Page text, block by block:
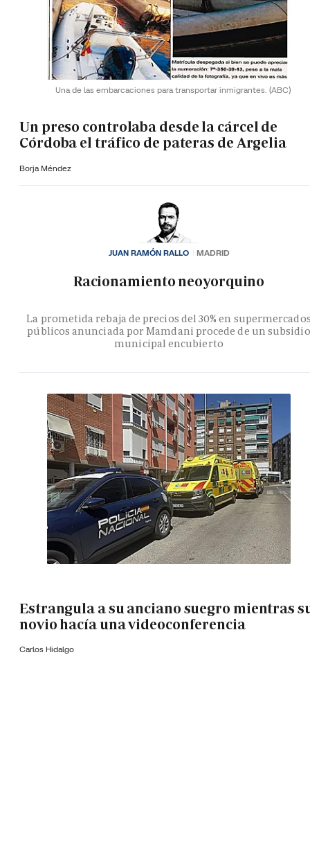
Una de las embarcaciones para transportar inmigrantes. (ABC)
Un preso controlaba desde la cárcel de
Córdoba el tráfico de pateras de Argelia
Borja Méndez
Racionamiento neoyorquino
La prometida rebaja de precios del 30% en
públicos anunciada por Mamdani procede de un subsidio
municipal encubierto
JUAN RAMÓN RALLO MADRID
Estrangula a su anciano suegro mientras
novio hacía una videoconferencia
Carlos Hidalgo